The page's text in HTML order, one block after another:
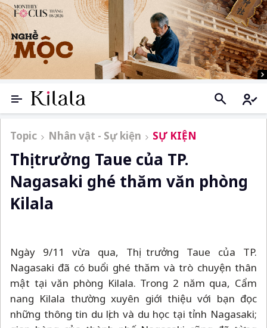
Topic Nhân vật - Sự kiện SỰ KIỆN
Thị trưởng Taue của TP.
Nagasaki ghé thăm văn phòng
Kilala
Ngày 9/11 vừa qua, Thị trưởng Taue của TP.
Nagasaki đã có buổi ghé thăm và trò chuyện thân
mật tại văn phòng Kilala. Trong 2 năm qua, Cẩm
nang Kilala thường xuyên giới thiệu với bạn đọc
những thông tin du lịch và du học tại tỉnh Nagasaki;